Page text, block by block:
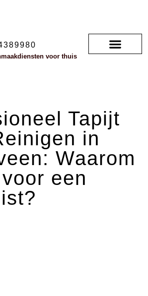
voor thuis
Tapijt
in
Waarom
een